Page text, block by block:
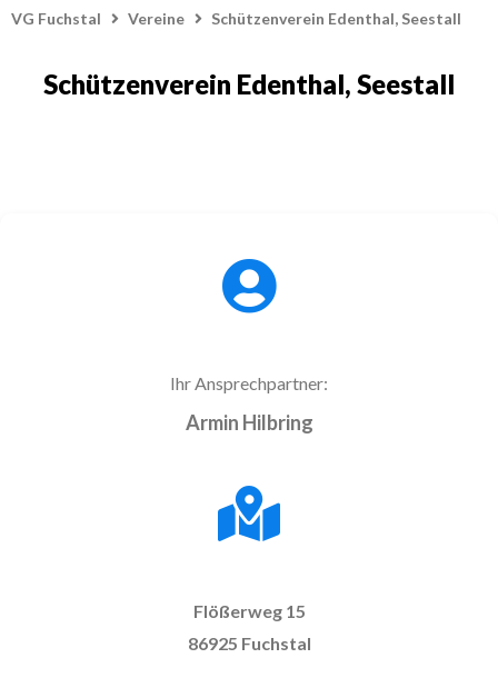
VG Fuchstal Vereine Schützenverein Edenthal, Seestall
Schützenverein Edenthal, Seestall
Ihr Ansprechpartner:
Armin Hilbring
Flößerweg 15
86925 Fuchstal